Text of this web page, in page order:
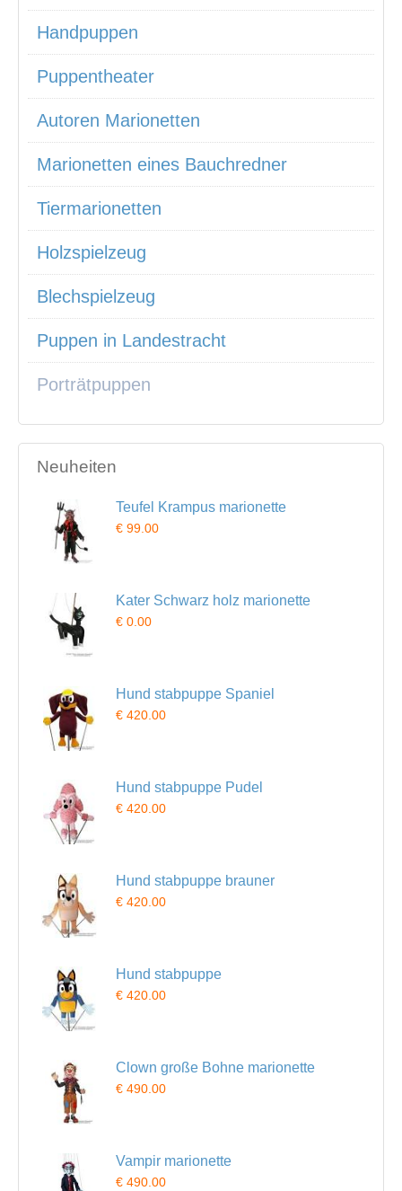
Handpuppen
Puppentheater
Autoren Marionetten
Marionetten eines Bauchredner
Tiermarionetten
Holzspielzeug
Blechspielzeug
Puppen in Landestracht
Porträtpuppen
Neuheiten
Teufel Krampus marionette
€ 99.00
Kater Schwarz holz marionette
€ 0.00
Hund stabpuppe Spaniel
€ 420.00
Hund stabpuppe Pudel
€ 420.00
Hund stabpuppe brauner
€ 420.00
Hund stabpuppe
€ 420.00
Clown große Bohne marionette
€ 490.00
Vampir marionette
€ 490.00